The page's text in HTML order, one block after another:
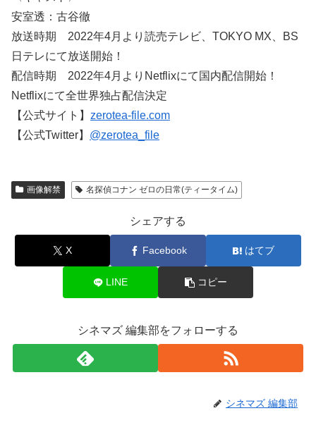
安室透：古谷徹
放送時期 2022年4月より読売テレビ、TOKYO MX、BS
日テレにて放送開始！
配信時期 2022年4月よりNetflixにて国内配信開始！
Netflixにて全世界独占配信決定
【公式サイト】 zerotea-file.com
【公式Twitter】 @zerotea_file
画像解禁 名探偵コナン ゼロの日常(ティータイム)
シェアする
X Facebook はてブ
LINE コピー
シネマズ 編集部をフォローする
シネマズ 編集部